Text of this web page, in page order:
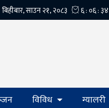
विविध ग्यालरी